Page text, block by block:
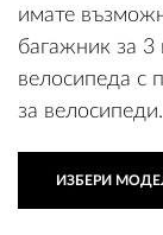
имате
багажник за 3
велосипеда с
за велосипеди.
ИЗБЕРИ